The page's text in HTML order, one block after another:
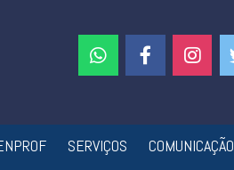
SERVIÇOS COMUNICAÇÃO